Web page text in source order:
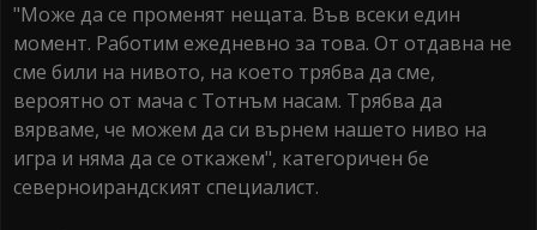
"Може да се променят нещата. Във всеки един
момент. Работим ежедневно за това. От отдавна не
сме били на нивото, на което трябва да сме,
вероятно от мача с Тотнъм насам. Трябва да
вярваме, че можем да си върнем нашето ниво на
игра и няма да се откажем", категоричен бе
северноирандският специалист.